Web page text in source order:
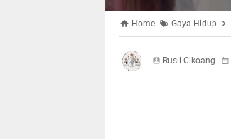
Home Gaya Hidup
Rusli Cikoang